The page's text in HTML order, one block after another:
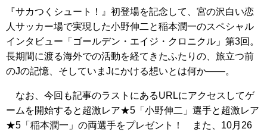
『サカつくシュート！』初登場を記念して、宮の沢白い恋
人サッカー場で実現した小野伸二と稲本潤一のスペシャル
インタビュー「ゴールデン・エイジ・クロニクル」第3回。
長期間に渡る海外での活動を経てきたふたりの、旅立つ前
のJの記憶、そしていまJにかける想いとは何か――。
なお、今回も記事のラストにあるURLにアクセスしてゲ
ームを開始すると超激レア★5「小野伸二」選手と超激レア
★5「稲本潤一」の両選手をプレゼント！ また、10月26